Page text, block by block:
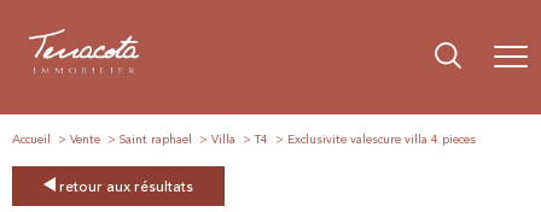
Accueil Vente Saint raphael Villa T4 Exclusivite valescure villa 4 pieces
retour aux résultats